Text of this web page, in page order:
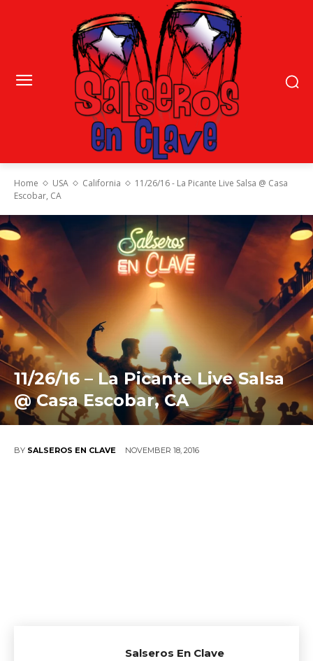
Home USA California
11/26/16 - La Picante Live Salsa @ Casa
Escobar, CA
11/26/16 – La Picante Live Salsa
@ Casa Escobar, CA
BY SALSEROS EN CLAVE NOVEMBER 18, 2016
Salseros En Clave